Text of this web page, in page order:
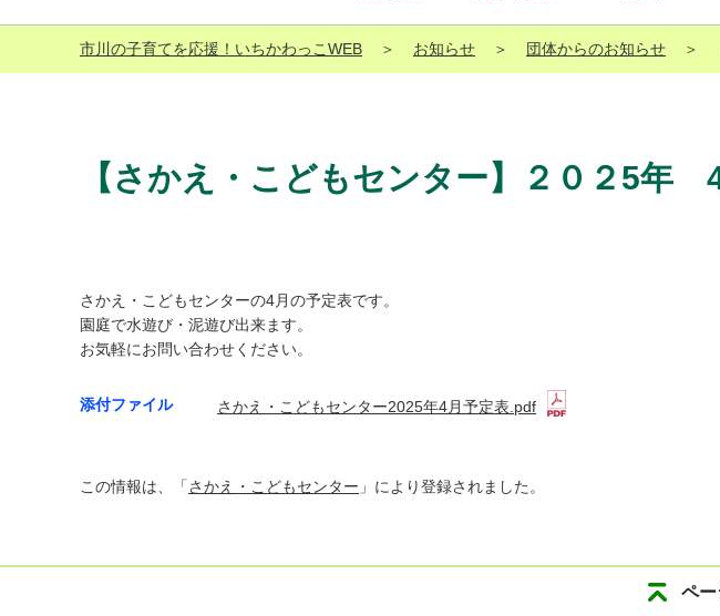
市川の子育てを応援！いちかわっこWEB ＞ お知らせ ＞ 団体からのお知らせ ＞
【さかえ・こどもセンター】２０２5
さかえ・こどもセンターの4月の予定表です。
園庭で水遊び・泥遊び出来ます。
お気軽にお問い合わせください。
添付ファイル さかえ・こどもセンター2025年4月予定表.pdf
この情報は、「さかえ・こどもセンター 」により登録されました。
ペー